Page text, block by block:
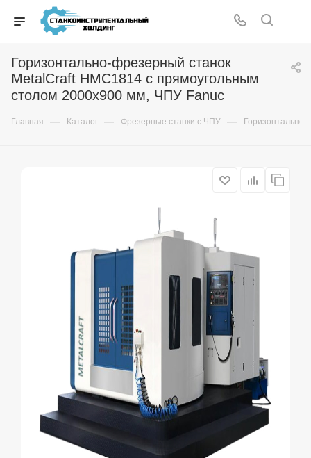
Горизонтально-фрезерный станок
MetalCraft HMC1814 c прямоугольным
столом 2000x900 мм, ЧПУ Fanuc
Главная — Каталог — Фрезерные станки с ЧПУ —